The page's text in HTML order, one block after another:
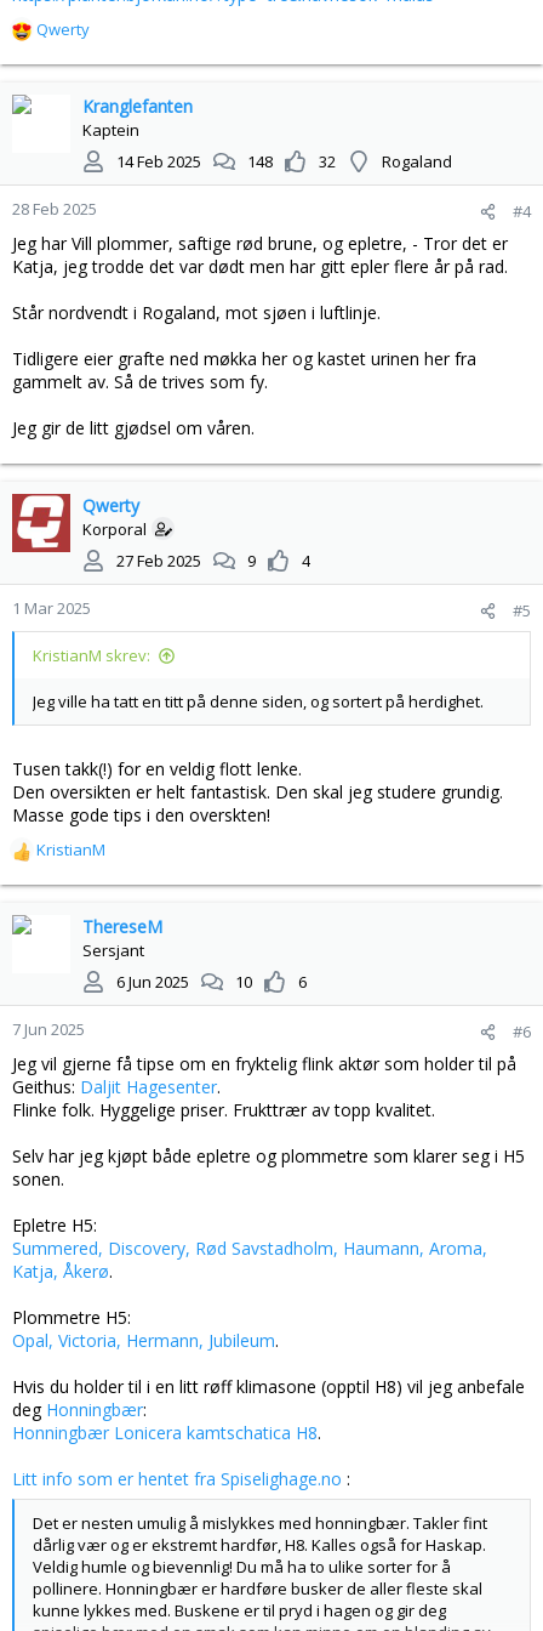
R
e
k
n
e
r
:
Qwerty
Kranglefanten
Kaptein
14 Feb 2025
148 32 Rogaland
28 Feb 2025 #4
Jeg har Vill plommer, saftige rød brune, og epletre, - Tror det er
Katja, jeg trodde det var dødt men har gitt epler flere år på rad.
Står nordvendt i Rogaland, mot sjøen i luftlinje.
Tidligere eier grafte ned møkka her og kastet urinen her fra
gammelt av. Så de trives som fy.
Jeg gir de litt gjødsel om våren.
Qwerty
Korporal
27 Feb 2025
9 4
1 Mar 2025 #5
KristianM skrev:
Jeg ville ha tatt en titt på denne siden, og sortert på herdighet.
Tusen takk(!) for en veldig flott lenke.
Den oversikten er helt fantastisk. Den skal jeg studere grundig.
Masse gode tips i den overskten!
R
e
k
n
e
r
:
KristianM
ThereseM
Sersjant
6 Jun 2025
10 6
7 Jun 2025 #6
Jeg vil gjerne få tipse om en fryktelig flink aktør som holder til på
Geithus: Daljit Hagesenter.
Flinke folk. Hyggelige priser. Frukttrær av topp kvalitet.
Selv har jeg kjøpt både epletre og plommetre som klarer seg i H5
sonen.
Epletre H5:
Summered, Discovery, Rød Savstadholm, Haumann, Aroma,
Katja, Åkerø.
Plommetre H5:
Opal, Victoria, Hermann, Jubileum.
Hvis du holder til i en litt røff klimasone (opptil H8) vil jeg anbefale
deg Honningbær:
Honningbær Lonicera kamtschatica H8.
Litt info som er hentet fra Spiselighage.no :
Det er nesten umulig å mislykkes med honningbær. Takler fint
dårlig vær og er ekstremt hardfør, H8. Kalles også for Haskap.
Veldig humle og bievennlig! Du må ha to ulike sorter for å
pollinere. Honningbær er hardføre busker de aller fleste skal
kunne lykkes med. Buskene er til pryd i hagen og gir deg